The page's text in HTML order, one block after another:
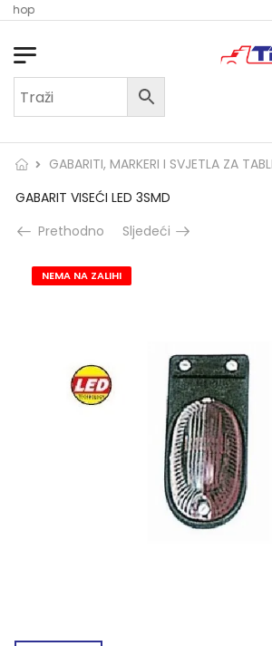
GABARITI, MARKERI I SVJETLA ZA
GABARIT VISEĆI LED 3SMD
Prethodno
Sljedeći
NEMA NA ZALIHI